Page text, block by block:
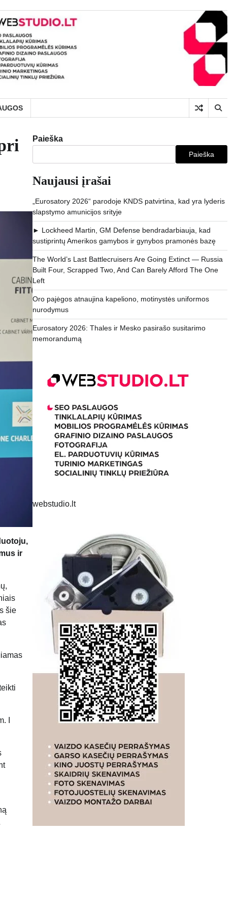
ir
šie
I
Paieška
Paieška
Naujausi įrašai
„Eurosatory 2026“ parodoje KNDS patvirtina, kad yra lyderis
slapstymo amunicijos srityje
► Lockheed Martin, GM Defense bendradarbiauja, kad
sustiprintų Amerikos gamybos ir gynybos pramonės bazę
The World’s Last Battlecruisers Are Going Extinct — Russia
Built Four, Scrapped Two, And Can Barely Afford The One
Left
Oro pajėgos atnaujina kapeliono, motinystės uniformos
nurodymus
Eurosatory 2026: Thales ir Mesko pasirašo susitarimo
memorandumą
webstudio.lt